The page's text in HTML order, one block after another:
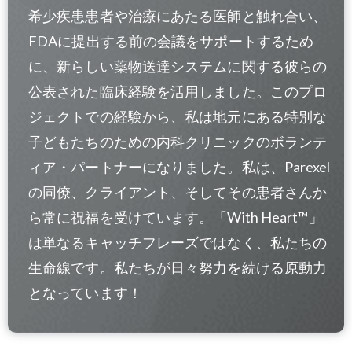
希少疾患患者や治療にあたる医師と触れ合い、
FDAに提出する前の会議をサポートするため
に、新らしい薬物送達システムに関する彼らの
公表された臨床経験を活用しました。このプロ
ジェクトでの経験から、私は地元にある特別な
子どもたちのための内科クリニックのボランテ
ィア・パートナーになりました。私は、Parexel
の同僚、クライアント、そしてその患者さんか
ら常に祝福を受けています。「With Heart™」
は単なるキャッチフレーズではなく、私たちの
生命線です。私たちが日々努力を続ける原動力
となっています！